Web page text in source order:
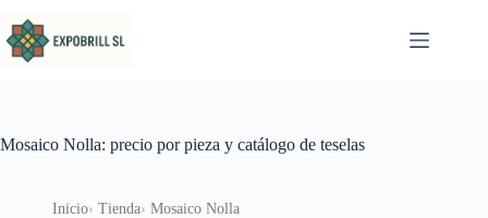
Mosaico Nolla: precio por pieza y catálogo de teselas
Inicio Tienda Mosaico Nolla